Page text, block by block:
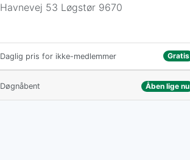
Havnevej 53 Løgstør 9670
Daglig pris for ikke-medlemmer Gratis
Døgnåbent Åben lige nu